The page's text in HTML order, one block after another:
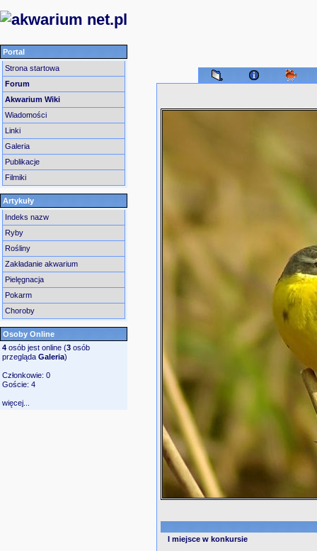
Portal
Strona startowa
Forum
Akwarium Wiki
Wiadomości
Linki
Galeria
Publikacje
Filmiki
Artykuły
Indeks nazw
Ryby
Rośliny
Zakładanie akwarium
Pielęgnacja
Pokarm
Choroby
Osoby Online
4 osób jest online (3 osób
przegląda Galeria)
Członkowie: 0
Goście: 4
więcej...
I miejsce w konkursie